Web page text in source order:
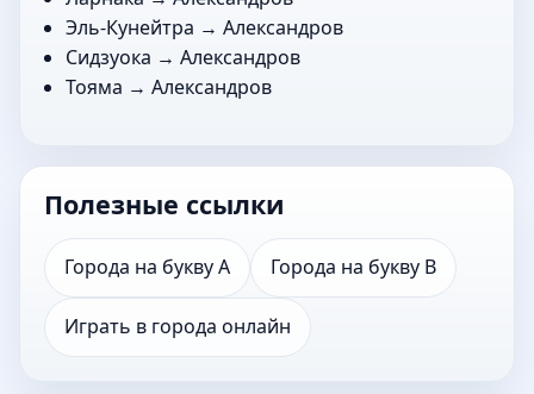
Эль-Кунейтра → Александров
Сидзуока → Александров
Тояма → Александров
Полезные ссылки
Города на букву А Города на букву В
Играть в города онлайн